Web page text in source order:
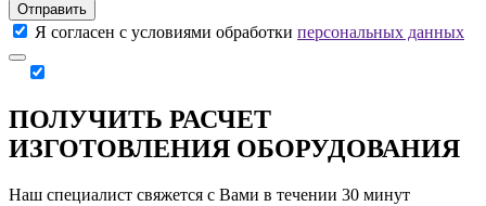
Отправить
Я согласен с условиями обработки персональных данных
ПОЛУЧИТЬ РАСЧЕТ
ИЗГОТОВЛЕНИЯ ОБОРУДОВАНИЯ
Наш специалист свяжется с Вами в течении 30 минут